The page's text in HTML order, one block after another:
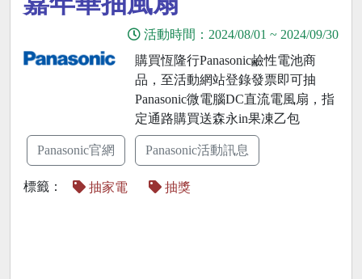
活動時間： 2024/08/01 ~ 2024/09/30
購買恆隆行Panasonic鹼性電池商
品，至活動網站登錄發票即可抽
Panasonic微電腦DC直流電風扇，指
定通路購買送森永in果凍乙包
Panasonic官網 Panasonic活動訊息
標籤： 抽家電 抽獎